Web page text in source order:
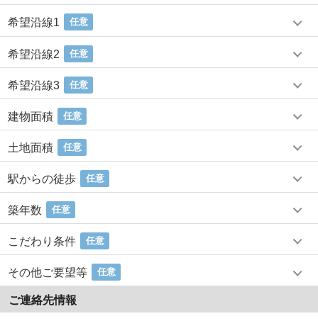
希望沿線1 任意
希望沿線2 任意
希望沿線3 任意
建物面積 任意
土地面積 任意
駅からの徒歩 任意
築年数 任意
こだわり条件 任意
その他ご要望等 任意
ご連絡先情報